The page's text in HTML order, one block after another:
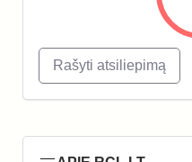
Rašyti atsiliepimą